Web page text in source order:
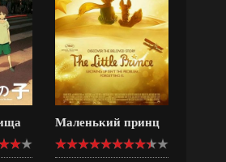
Маленький принц